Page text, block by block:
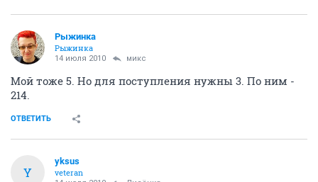
Рыжинка
Рыжинка
14 июля 2010 микс
Мой тоже 5. Но для поступления нужны 3. По ним -
214.
ОТВЕТИТЬ
Y
yksus
veteran